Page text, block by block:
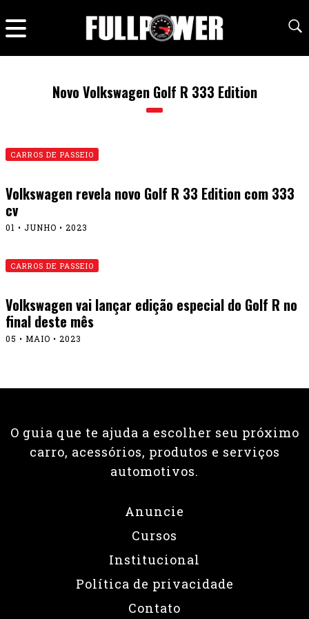
Novo Volkswagen Golf R 333 Edition
CARROS DE PASSEIO
Volkswagen revela novo Golf R 33 Edition com 333
cv
01 • JUNHO • 2023
CARROS DE PASSEIO
Volkswagen vai lançar edição especial do Golf R no
final deste mês
05 • MAIO • 2023
O guia que te ajuda a escolher seu próximo
carro, acessórios, produtos e serviços
automotivos.
Anuncie
Cursos
Institucional
Política de privacidade
Contato